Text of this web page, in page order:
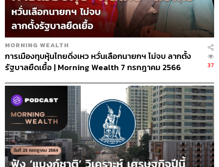
MORNING WEALTH
การเมืองทุบหุ้นไทยดิ่งเหว หวั่นเลือกนายกฯ ไม่จบ ลากตั้ง
รัฐบาลยืดเยื้อ | Morning Wealth 7 กรกฎาคม 2566
37